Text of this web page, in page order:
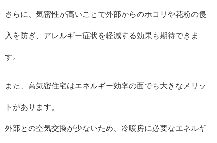
さらに、気密性が高いことで外部からのホコリや花粉の侵
入を防ぎ、アレルギー症状を軽減する効果も期待できま
す。
また、高気密住宅はエネルギー効率の面でも大きなメリッ
トがあります。
外部との空気交換が少ないため、冷暖房に必要なエネルギ